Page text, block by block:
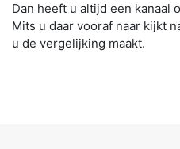
Dan heeft u altijd een kanaal
Mits u daar vooraf naar kijkt
u de vergelijking maakt.